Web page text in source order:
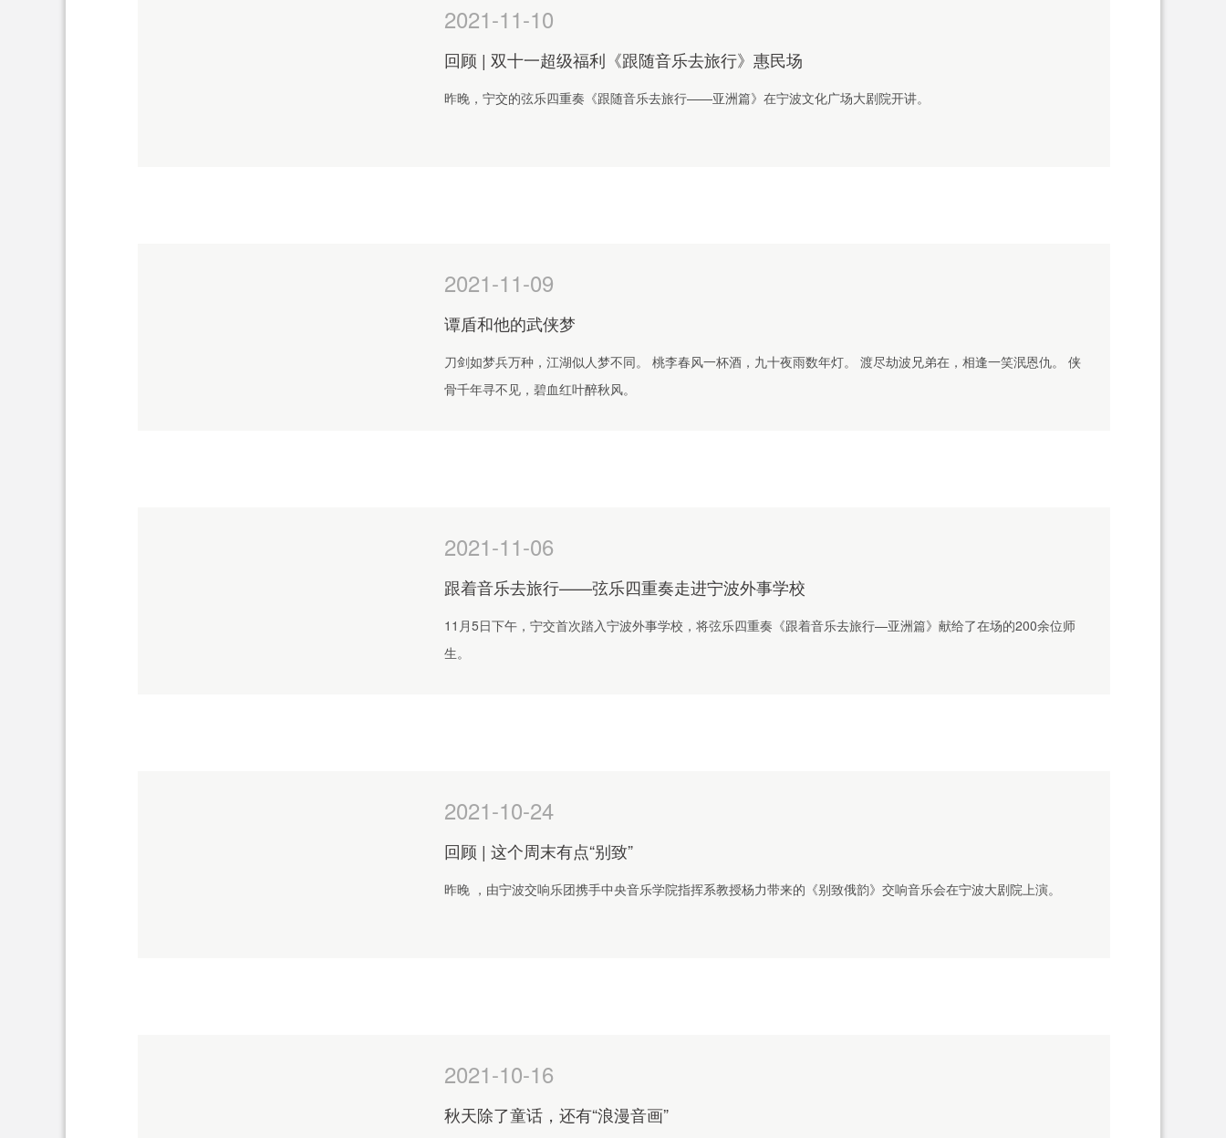
2021-11-10
回顾 | 双十一超级福利《跟随音乐去旅行》惠民场
昨晚，宁交的弦乐四重奏《跟随音乐去旅行——亚洲篇》在宁波文化广场大剧院开讲。
2021-11-09
谭盾和他的武侠梦
刀剑如梦兵万种，江湖似人梦不同。 桃李春风一杯酒，九十夜雨数年灯。 渡尽劫波兄弟在，相逢一笑泯恩仇。 侠
骨千年寻不见，碧血红叶醉秋风。
2021-11-06
跟着音乐去旅行——弦乐四重奏走进宁波外事学校
11月5日下午，宁交首次踏入宁波外事学校，将弦乐四重奏《跟着音乐去旅行—亚洲篇》献给了在场的200余位师
生。
2021-10-24
回顾 | 这个周末有点“别致”
昨晚 ，由宁波交响乐团携手中央音乐学院指挥系教授杨力带来的《别致俄韵》交响音乐会在宁波大剧院上演。
2021-10-16
秋天除了童话，还有“浪漫音画”